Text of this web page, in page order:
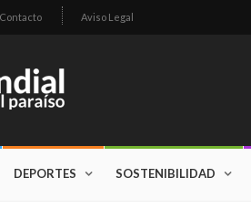
Contacto Aviso Legal
DEPORTES SOSTENIBILIDAD